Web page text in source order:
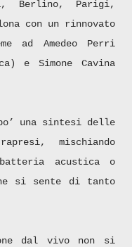
Berlino, Parigi,
con un rinnovato
ad Amedeo Perri
e Simone Cavina
una sintesi delle
mischiando
acustica o
si sente di tanto
dal vivo non si